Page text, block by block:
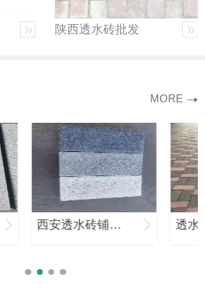
陕西透水砖批发
MORE
西安透水砖铺设现场